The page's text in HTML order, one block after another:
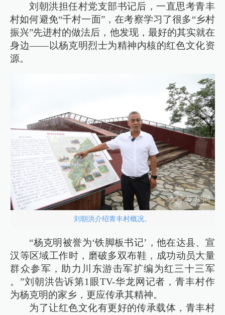
刘朝洪担任村党支部书记后，一直思考青丰
村如何避免“千村一面”，在考察学习了很多“乡村
振兴”先进村的做法后，他发现，最好的其实就在
身边——以杨克明烈士为精神内核的红色文化资
源。
刘朝洪介绍青丰村概况。
“杨克明被誉为‘铁脚板书记’，他在达县、宣
汉等区域工作时，磨破多双布鞋，成功动员大量
群众参军，助力川东游击军扩编为红三十三军
。”刘朝洪告诉第1眼TV-华龙网记者，青丰村作
为杨克明的家乡，更应传承其精神。
为了让红色文化有更好的传承载体，青丰村